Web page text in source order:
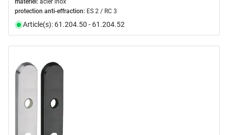
matériel: acier inox
protection anti-effraction: ES 2 / RC 3
Article(s): 61.204.50 - 61.204.52